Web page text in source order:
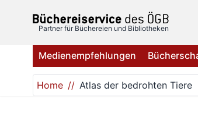
Partner für Büchereien und Bibliotheken
Medienempfehlungen
Home Atlas der bedrohten Tiere